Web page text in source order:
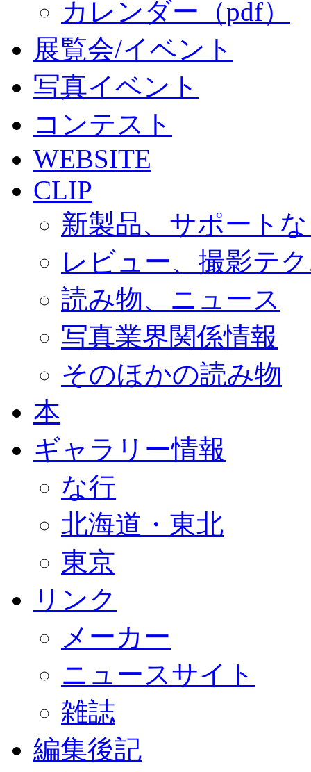
カレンダー（pdf）
展覧会/イベント
写真イベント
コンテスト
WEBSITE
CLIP
新製品、サポート
レビュー、撮影テ
読み物、ニュース
写真業界関係情報
そのほかの読み物
本
ギャラリー情報
な行
北海道・東北
東京
リンク
メーカー
ニュースサイト
雑誌
編集後記